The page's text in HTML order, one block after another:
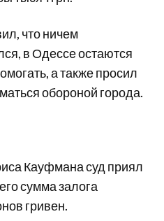
что ничем
в Одессе остаются
а также просил
обороной города.
Кауфмана суд приял
сумма залога
гривен.